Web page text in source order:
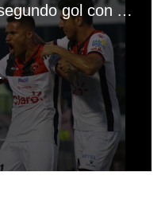
Roger Rojas anota su segundo gol con Alajuelense en la Liga de Costa Rica